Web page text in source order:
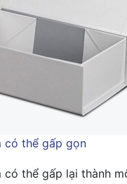
có thể gấp gọn
có thể gấp lại thành